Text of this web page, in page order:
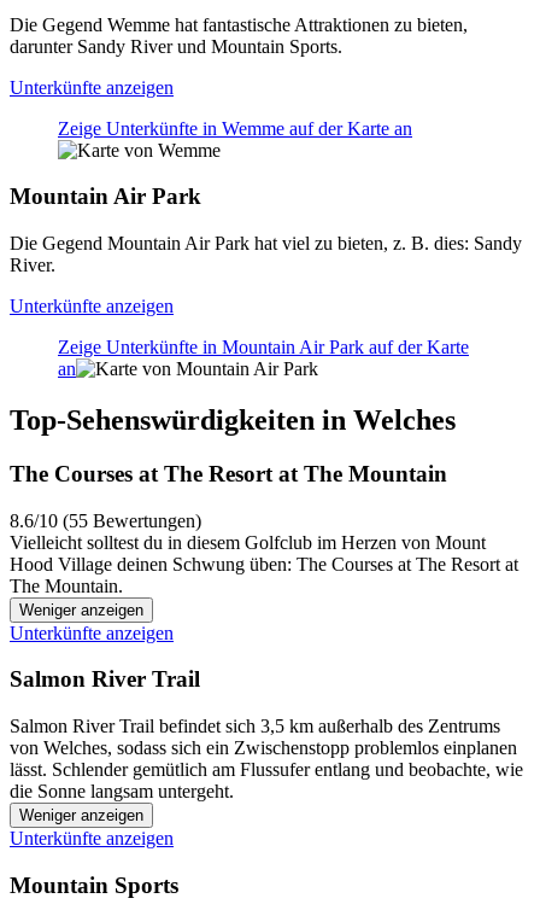
Die Gegend Wemme hat fantastische Attraktionen zu bieten,
darunter Sandy River und Mountain Sports.
Unterkünfte anzeigen
Zeige Unterkünfte in Wemme auf der Karte an
Mountain Air Park
Die Gegend Mountain Air Park hat viel zu bieten, z. B. dies: Sandy
River.
Unterkünfte anzeigen
Zeige Unterkünfte in Mountain Air Park auf der Karte
an
Top-Sehenswürdigkeiten in Welches
The Courses at The Resort at The Mountain
8.6/10 (55 Bewertungen)
Vielleicht solltest du in diesem Golfclub im Herzen von Mount
Hood Village deinen Schwung üben: The Courses at The Resort at
The Mountain.
Weniger anzeigen
Unterkünfte anzeigen
Salmon River Trail
Salmon River Trail befindet sich 3,5 km außerhalb des Zentrums
von Welches, sodass sich ein Zwischenstopp problemlos einplanen
lässt. Schlender gemütlich am Flussufer entlang und beobachte, wie
die Sonne langsam untergeht.
Weniger anzeigen
Unterkünfte anzeigen
Mountain Sports